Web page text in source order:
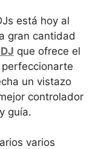
está hoy al
gran cantidad
que ofrece el
un vistazo
controlador
guía.
varios